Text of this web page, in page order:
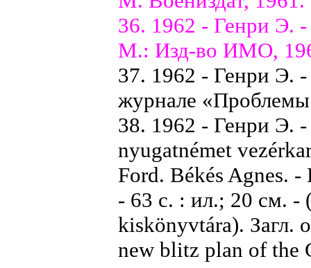
36. 1962 - Генри Э.
М.: Изд-во ИМО,
37. 1962 - Генри Э.
журнале
38. 1962 - Генри Э.
nyugatnémet
Ford. Békés Agnes.
- 63 с. : ил.; 20 см. -
kiskönyvtára). Загл.
new blitz plan of the